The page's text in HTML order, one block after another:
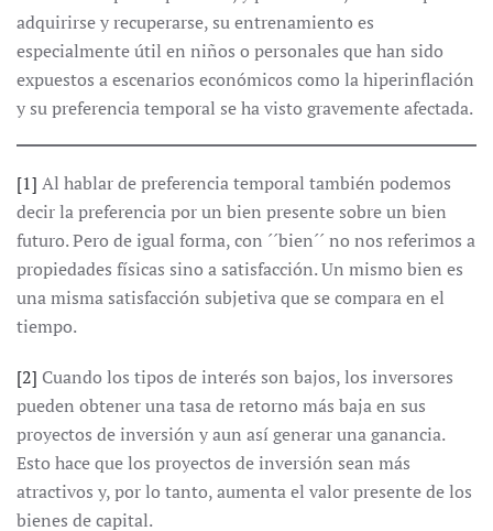
adquirirse y recuperarse, su entrenamiento es
especialmente útil en niños o personales que han sido
expuestos a escenarios económicos como la hiperinflación
y su preferencia temporal se ha visto gravemente afectada.
[1] Al hablar de preferencia temporal también podemos
decir la preferencia por un bien presente sobre un bien
futuro. Pero de igual forma, con ´´bien´´ no nos referimos a
propiedades físicas sino a satisfacción. Un mismo bien es
una misma satisfacción subjetiva que se compara en el
tiempo.
[2] Cuando los tipos de interés son bajos, los inversores
pueden obtener una tasa de retorno más baja en sus
proyectos de inversión y aun así generar una ganancia.
Esto hace que los proyectos de inversión sean más
atractivos y, por lo tanto, aumenta el valor presente de los
bienes de capital.